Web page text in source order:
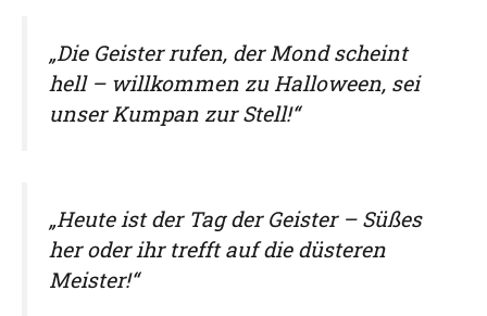
„Die Geister rufen, der Mond scheint
hell – willkommen zu Halloween, sei
unser Kumpan zur Stell!“
„Heute ist der Tag der Geister – Süßes
her oder ihr trefft auf die düsteren
Meister!“